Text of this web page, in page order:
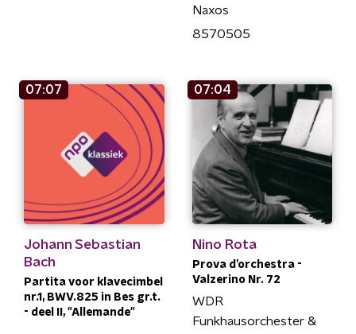
Naxos
8570505
07:07
Johann Sebastian
Bach
Partita voor klavecimbel
nr.1, BWV.825 in Bes gr.t.
- deel II, "Allemande"
07:04
Nino Rota
Prova d’orchestra -
Valzerino Nr. 72
WDR
Funkhausorchester &